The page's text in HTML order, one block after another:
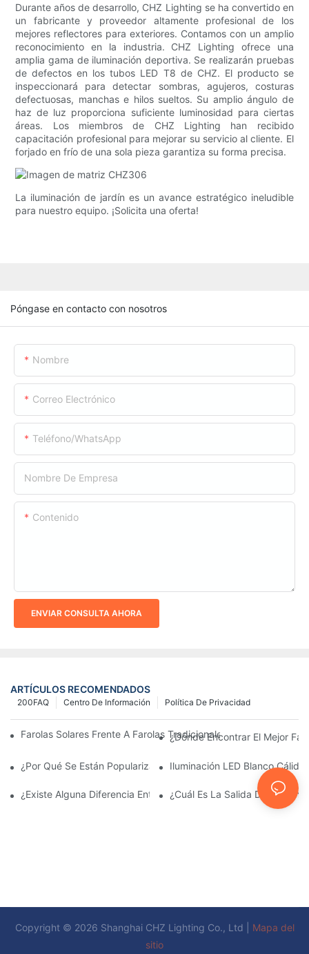
Durante años de desarrollo, CHZ Lighting se ha convertido en
un fabricante y proveedor altamente profesional de los
mejores reflectores para exteriores. Contamos con un amplio
reconocimiento en la industria. CHZ Lighting ofrece una
amplia gama de iluminación deportiva. Se realizarán pruebas
de defectos en los tubos LED T8 de CHZ. El producto se
inspeccionará para detectar sombras, agujeros, costuras
defectuosas, manchas e hilos sueltos. Su amplio ángulo de
haz de luz proporciona suficiente luminosidad para ciertas
áreas. Los miembros de CHZ Lighting han recibido
capacitación profesional para mejorar su servicio al cliente. El
forjado en frío de una sola pieza garantiza su forma precisa.
La iluminación de jardín es un avance estratégico ineludible
para nuestro equipo. ¡Solicita una oferta!
Póngase en contacto con nosotros
Nombre
Correo Electrónico
Teléfono/WhatsApp
Nombre De Empresa
Contenido
ENVIAR CONSULTA AHORA
ARTÍCULOS RECOMENDADOS
Política De Privacidad
Centro De Información
200FAQ
Farolas Solares Frente A Farolas Tradicionales: Coste, Retorno
¿Dónde Encontrar El Mejor
¿Por Qué Se Están Popularizando Las Farolas Solares?
Iluminación LED Blanco Cálido
¿Existe Alguna Diferencia Entre Las Luces Del Área De
¿Cuál Es La Salida De
Copyright © 2026 Shanghai CHZ Lighting Co., Ltd |
Mapa del
sitio